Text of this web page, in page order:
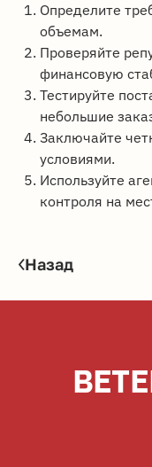
Определите
объемам.
Проверяйте
финансовую
Тестируйте
небольшие
Заключайте
условиями.
Используйте
контроля на
Назад